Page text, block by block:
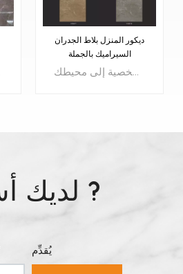
ديكور المنزل بلاط الجدران
السيراميك بالجملة
تعرض كل قطعة مزيجًا متناغمًا من الألوان الغنية والطبيعية، تكملها أنماط وأنسجة معقدة تضيف عمقًا وشخصية إلى محيطك.
لديك أسئلة ?
يُقدِّم